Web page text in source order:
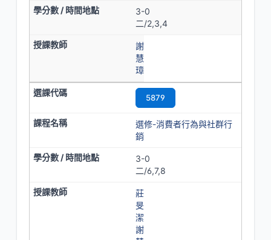
3-0
二/2,3,4
謝
慧
璋
5879
選修-消費者行為與社群行
銷
3-0
二/6,7,8
莊
旻
潔
謝